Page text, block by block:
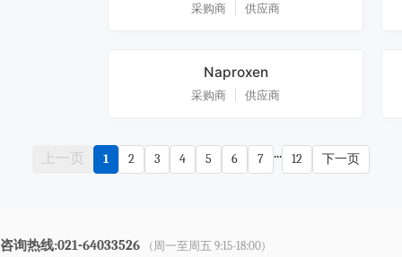
采购商 供应商
Naproxen
采购商 供应商
上一页 1 2 3 4 5 6 7 ... 12 下一页
咨询热线:021-64033526
(周一至周五 9:15-18:00)